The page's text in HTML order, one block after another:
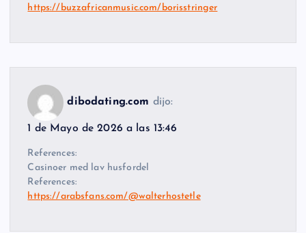
https://buzzafricanmusic.com/borisstringer
dibodating.com dijo:
1 de Mayo de 2026 a las 13:46
References:
Casinoer med lav husfordel
References:
https://arabsfans.com/@walterhostetle